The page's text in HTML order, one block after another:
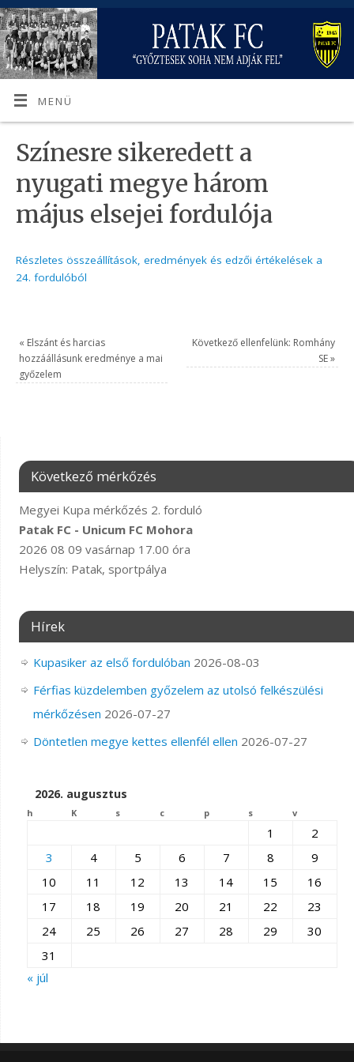
MENÜ
Színesre sikeredett a
nyugati megye három
május elsejei fordulója
Részletes összeállítások, eredmények és edzői értékelések a
24. fordulóból
« Elszánt és harcias
hozzáállásunk eredménye a mai
győzelem
Következő ellenfelünk: Romhány
SE»
Következő mérkőzés
Megyei Kupa mérkőzés 2. forduló
Patak FC - Unicum FC Mohora
2026 08 09 vasárnap 17.00 óra
Helyszín: Patak, sportpálya
Hírek
Kupasiker az első fordulóban 2026-08-03
Férfias küzdelemben győzelem az utolsó felkészülési
mérkőzésen 2026-07-27
Döntetlen megye kettes ellenfél ellen 2026-07-27
2026. augusztus
h K s c p s v
1
2
3
4 5 6 7 8
9
10
11 12 13 14 15
16
17
18 19 20 21 22
23
24
25 26 27 28 29
30
31
« júl